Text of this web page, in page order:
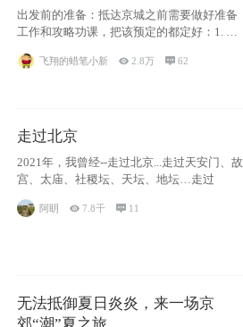
古七星夜景！
出发前的准备：抵达京城之前需要做好准备
工作和攻略功课，把该预定的都定好：1. 酒
飞翔的蜡笔小新 2.8万 62
走过北京
2021年，我曾经--走过北京...走过天安门、故
宫、太庙、社稷坛、天坛、地坛…走过
阿眀 7.8千  11
无法抵御夏日炎炎，来一场京